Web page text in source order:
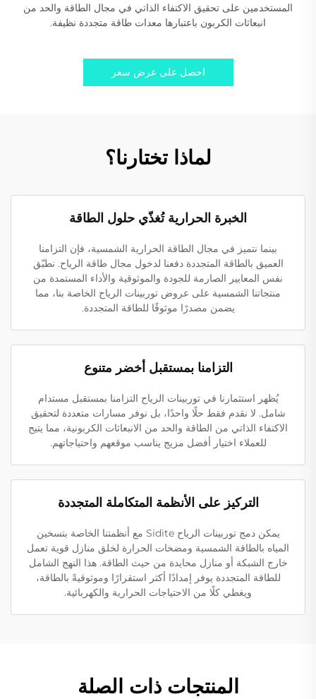
المستخدمين على تحقيق الاكتفاء الذاتي في مجال الطاقة والحد من
انبعاثات الكربون باعتبارها معدات طاقة متجددة نظيفة.
احصل على عرض سعر
لماذا تختارنا؟
الخبرة الحرارية تُغذّي حلول الطاقة
بينما نتميز في مجال الطاقة الحرارية الشمسية، فإن التزامنا
العميق بالطاقة المتجددة دفعنا لدخول مجال طاقة الرياح. نطبّق
نفس المعايير الصارمة للجودة والموثوقية والأداء المستمدة من
منتجاتنا الشمسية على عروض توربينات الرياح الخاصة بنا، مما
يضمن مصدرًا موثوقًا للطاقة المتجددة.
التزامنا بمستقبل أخضر متنوع
يُظهر استثمارنا في توربينات الرياح التزامنا بمستقبل مستدام
شامل. لا نقدم فقط حلًا واحدًا، بل نوفر مسارات متعددة لتحقيق
الاكتفاء الذاتي من الطاقة والحد من الانبعاثات الكربونية، مما يتيح
للعملاء اختيار أفضل مزيج يناسب موقعهم واحتياجاتهم.
التركيز على الأنظمة المتكاملة المتجددة
يمكن دمج توربينات الرياح Sidite مع أنظمتنا الخاصة بتسخين
المياه بالطاقة الشمسية ومضخات الحرارة لخلق منازل قوية تعمل
خارج الشبكة أو منازل محايدة من حيث الطاقة. هذا النهج الشامل
للطاقة المتجددة يوفر إمدادًا أكثر استقرارًا وموثوقيةً بالطاقة،
ويغطي كلًا من الاحتياجات الحرارية والكهربائية.
المنتجات ذات الصلة